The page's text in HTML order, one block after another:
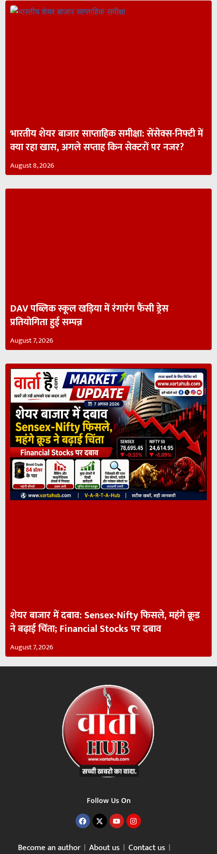
भारतीय शेयर बाजार साप्ताहिक समीक्षा: सेंसेक्स-निफ्टी में
क्या रहा खास, अगले सप्ताह किन सेक्टरों पर नजर?
August 8, 2026
DAV पब्लिक स्कूल खड़िया में रंगारंग फैंसी ड्रेस
प्रतियोगिता हुई सम्पन्न
August 7, 2026
शेयर बाजार में दबाव: Sensex-Nifty फिसले, महंगे क्रूड
ने बढ़ाई चिंता; Financial Stocks पर दबाव
August 7, 2026
Follow Us On
Become an author About us Contact us